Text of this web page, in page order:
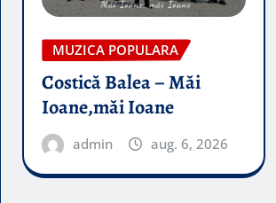
MUZICA POPULARA
Costică Balea – Măi
Ioane,măi Ioane
admin aug. 6, 2026